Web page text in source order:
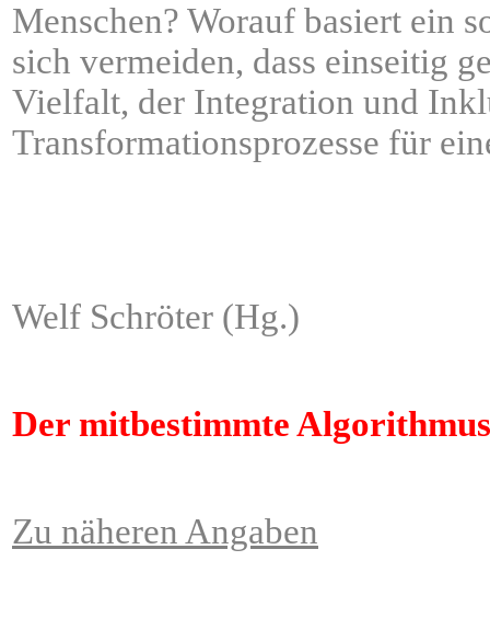
Menschen? Worauf basiert ein
sich vermeiden, dass einseitig
Vielfalt, der Integration und
Transformationsprozesse für
Welf Schröter (Hg.)
Der mitbestimmte
Zu näheren Angaben